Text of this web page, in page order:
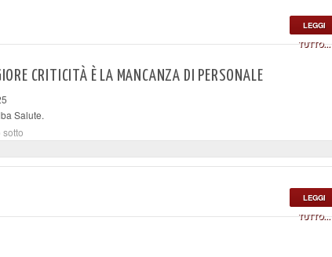
LEGGI
TUTTO...
CRITICITÀ È LA MANCANZA DI PERSONALE
Salute.
sotto
LEGGI
TUTTO...